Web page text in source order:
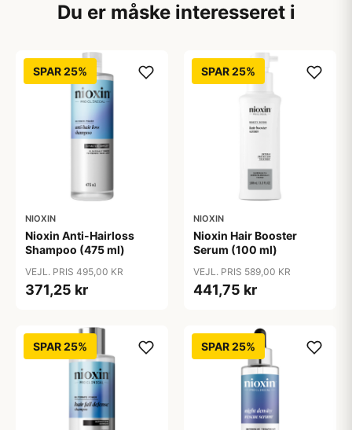
Du er måske interesseret i
SPAR 25%
NIOXIN
Nioxin Anti-Hairloss
Shampoo (475 ml)
VEJL. PRIS 495,00 KR
371,25 kr
SPAR 25%
NIOXIN
Nioxin Hair Booster
Serum (100 ml)
VEJL. PRIS 589,00 KR
441,75 kr
SPAR 25% SPAR 25%